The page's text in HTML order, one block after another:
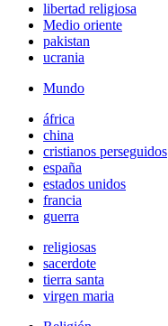
libertad religiosa
Medio oriente
pakistan
ucrania
Mundo
áfrica
china
cristianos perseguidos
españa
estados unidos
francia
guerra
religiosas
sacerdote
tierra santa
virgen maria